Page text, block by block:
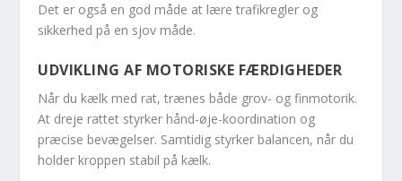
Det er også en god måde at lære trafikregler og
sikkerhed på en sjov måde.
UDVIKLING AF MOTORISKE FÆRDIGHEDER
Når du kælk med rat, trænes både grov- og finmotorik.
At dreje rattet styrker hånd-øje-koordination og
præcise bevægelser. Samtidig styrker balancen, når du
holder kroppen stabil på kælk.